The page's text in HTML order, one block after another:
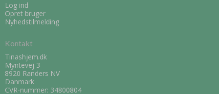
Log ind
Opret bruger
Nyhedstilmelding
Kontakt
Tinashjem.dk
Myntevej 3
8920 Randers NV
Danmark
CVR-nummer: 34800804